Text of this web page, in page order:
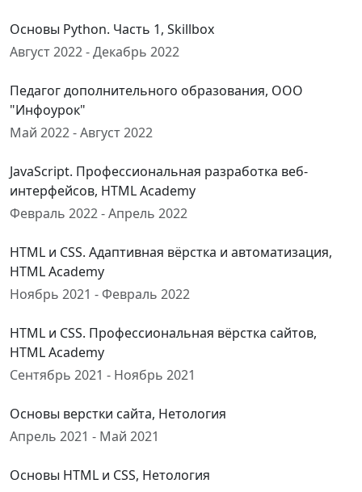
Основы Python. Часть 1, Skillbox
Август 2022 - Декабрь 2022
Педагог дополнительного образования, ООО
"Инфоурок"
Май 2022 - Август 2022
JavaScript. Профессиональная разработка веб-
интерфейсов, HTML Academy
Февраль 2022 - Апрель 2022
HTML и CSS. Адаптивная вёрстка и автоматизация,
HTML Academy
Ноябрь 2021 - Февраль 2022
HTML и CSS. Профессиональная вёрстка сайтов,
HTML Academy
Сентябрь 2021 - Ноябрь 2021
Основы верстки сайта, Нетология
Апрель 2021 - Май 2021
Основы HTML и CSS, Нетология